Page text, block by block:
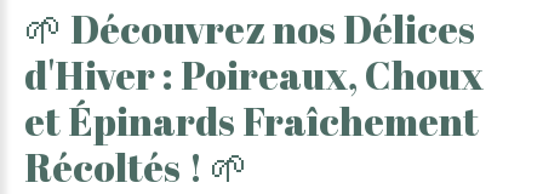
🌱 DécouvreznosDélices
d'Hiver: Poireaux,Choux
etÉpinardsFraîchement
Récoltés ! 🌱